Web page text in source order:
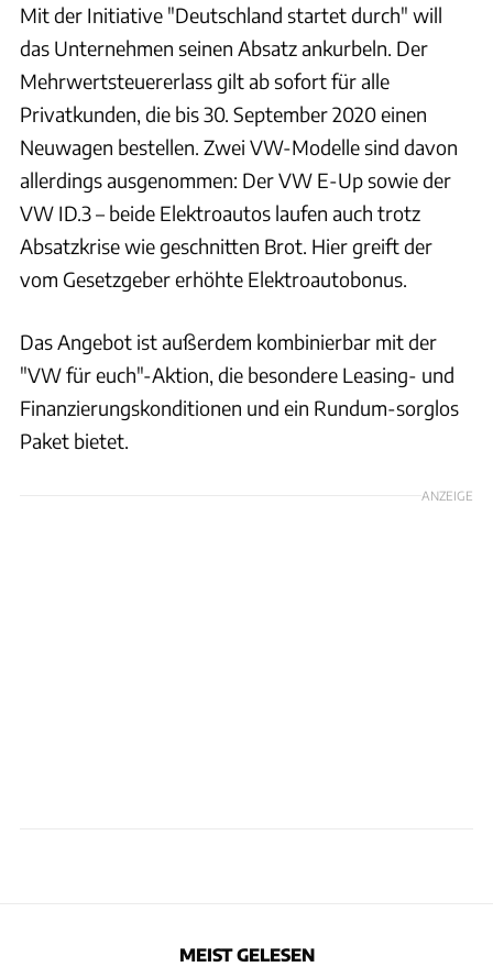
Mit der Initiative "Deutschland startet durch" will
das Unternehmen seinen Absatz ankurbeln. Der
Mehrwertsteuererlass gilt ab sofort für alle
Privatkunden, die bis 30. September 2020 einen
Neuwagen bestellen. Zwei VW-Modelle sind davon
allerdings ausgenommen: Der VW E-Up sowie der
VW ID.3 – beide Elektroautos laufen auch trotz
Absatzkrise wie geschnitten Brot. Hier greift der
vom Gesetzgeber erhöhte Elektroautobonus.
Das Angebot ist außerdem kombinierbar mit der
"VW für euch"-Aktion, die besondere Leasing- und
Finanzierungskonditionen und ein Rundum-sorglos
Paket bietet.
ANZEIGE
MEIST GELESEN